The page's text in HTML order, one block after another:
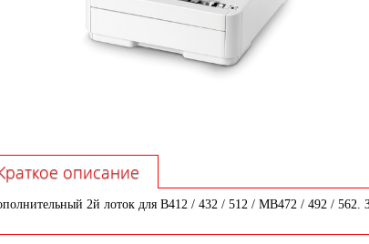
описание
2й лоток для B412 / 432 / 512 / MB472 / 492 / 562.